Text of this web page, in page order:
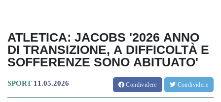
ATLETICA: JACOBS '2026 ANNO
DI TRANSIZIONE, A DIFFICOLTÀ E
SOFFERENZE SONO ABITUATO'
SPORT 11.05.2026 Condividere Condividere